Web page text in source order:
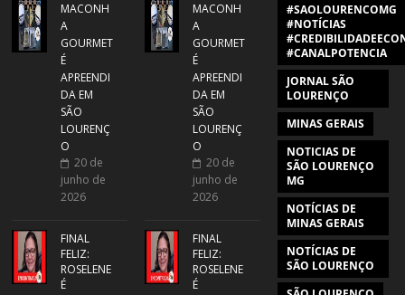
MACONH
A
GOURMET
É
APREENDI
DA EM
SÃO
LOURENÇ
O
20 de
junho de
2026
FINAL
FELIZ:
ROSELENE
É
MACONH
A
GOURMET
É
APREENDI
DA EM
SÃO
LOURENÇ
O
20 de
junho de
2026
FINAL
FELIZ:
ROSELENE
É
#SAOLOURENCOMG
#NOTÍCIAS
#CANALPOTENCIA
JORNAL SÃO
LOURENÇO
MINAS GERAIS
NOTICIAS DE
SÃO LOURENÇO
MG
NOTÍCIAS DE
MINAS GERAIS
NOTÍCIAS DE
SÃO LOURENÇO